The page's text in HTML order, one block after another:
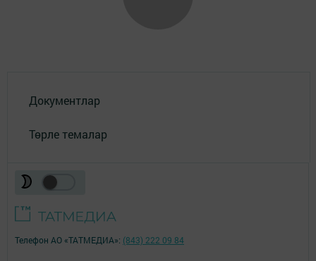
Документлар
Төрле темалар
Телефон АО «ТАТМЕДИА»: (843) 222 09 84